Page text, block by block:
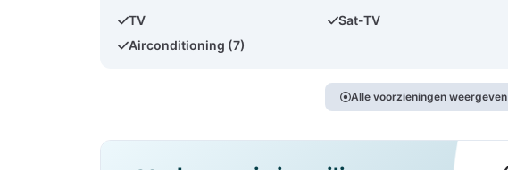
TV Sat-TV
Airconditioning (7)
Alle voorzieningen weergeven